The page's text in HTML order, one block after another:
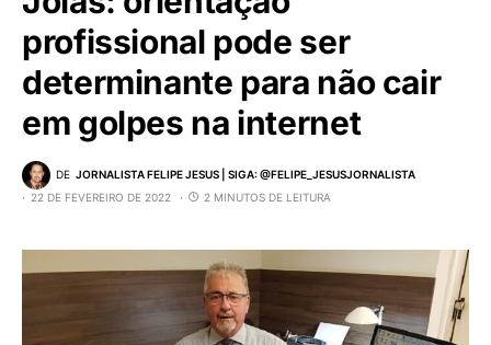
profissional pode ser
determinante para não cair
em golpes na internet
DE JORNALISTA FELIPE JESUS | SIGA: @FELIPE_JESUSJORNALISTA
22 DE FEVEREIRO DE 2022
2 MINUTOS DE LEITURA